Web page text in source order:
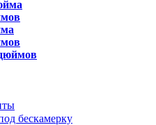
бескамерку